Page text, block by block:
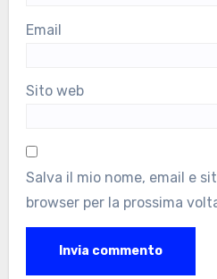
Email
Sito web
Salva il mio nome, email e
browser per la prossima